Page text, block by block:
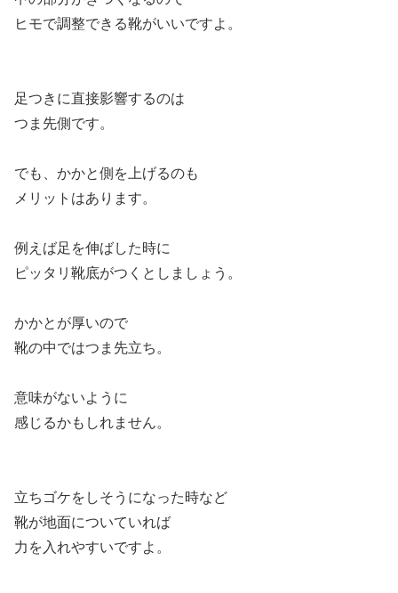
ヒモで調整できる靴がいいですよ。
足つきに直接影響するのは
つま先側です。
でも、かかと側を上げるのも
メリットはあります。
例えば足を伸ばした時に
ピッタリ靴底がつくとしましょう。
かかとが厚いので
靴の中ではつま先立ち。
意味がないように
感じるかもしれません。
立ちゴケをしそうになった時など
靴が地面についていれば
力を入れやすいですよ。